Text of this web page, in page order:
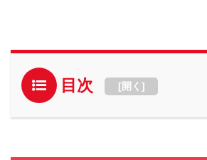
目次 [開く ]